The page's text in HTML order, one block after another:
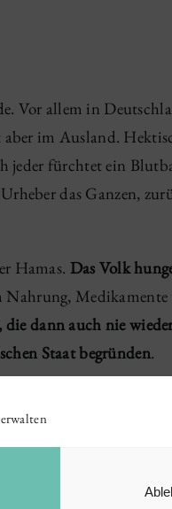
Vor allem in
im Ausland.
jeder fürchtet ein
das Ganzen,
Hamas. Das Volk
dann auch nie
Staat begründen.